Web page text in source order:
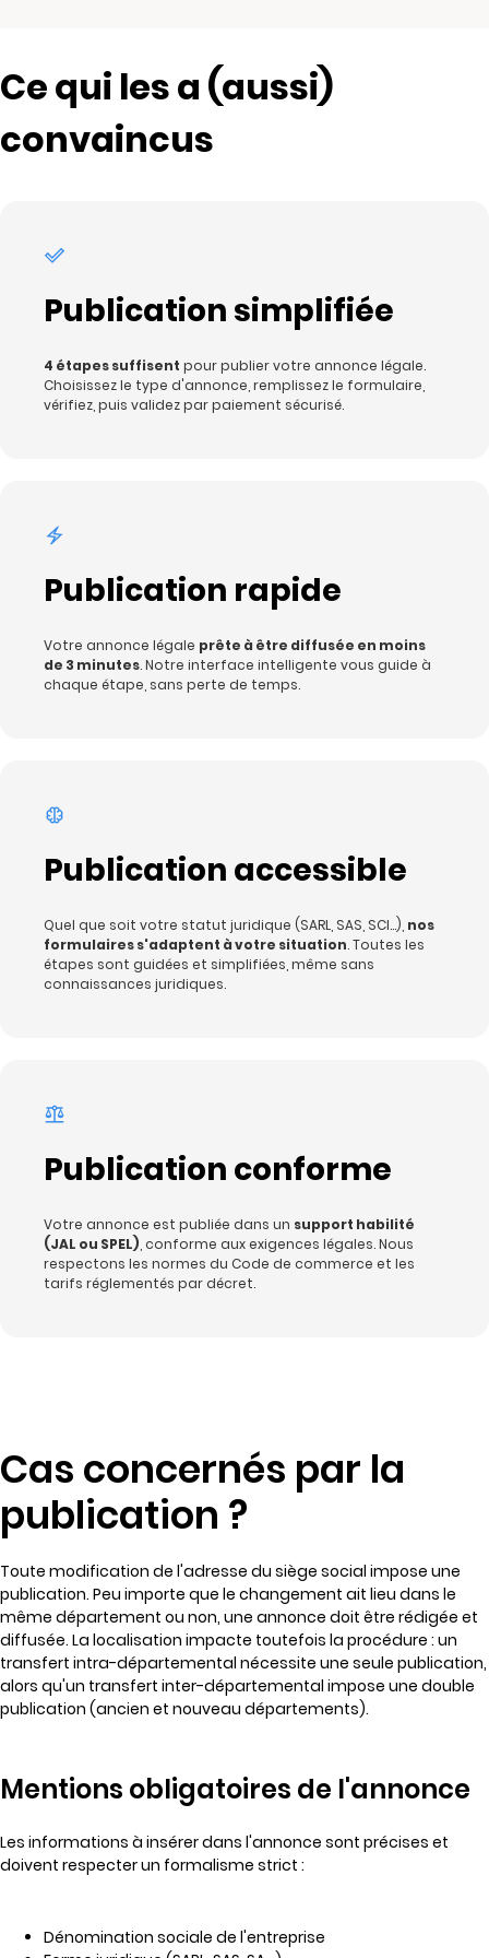
Ce qui les a (aussi)
convaincus
Publication simplifiée
4 étapes suffisent pour publier votre annonce légale.
Choisissez le type d'annonce, remplissez le formulaire,
vérifiez, puis validez par paiement sécurisé.
Publication rapide
Votre annonce légale prête à être diffusée en moins
de 3 minutes. Notre interface intelligente vous guide à
chaque étape, sans perte de temps.
Publication accessible
Quel que soit votre statut juridique (SARL, SAS, SCI…), nos
formulaires s'adaptent à votre situation. Toutes les
étapes sont guidées et simplifiées, même sans
connaissances juridiques.
Publication conforme
Votre annonce est publiée dans un support habilité
(JAL ou SPEL) , conforme aux exigences légales. Nous
respectons les normes du Code de commerce et les
tarifs réglementés par décret.
Cas concernés par la
publication ?
Toute modification de l'adresse du siège social impose une
publication. Peu importe que le changement ait lieu dans le
même département ou non, une annonce doit être rédigée et
diffusée. La localisation impacte toutefois la procédure : un
transfert intra-départemental nécessite une seule publication,
alors qu'un transfert inter-départemental impose une double
publication (ancien et nouveau départements).
Mentions obligatoires de l'annonce
Les informations à insérer dans l'annonce sont précises et
doivent respecter un formalisme strict :
Dénomination sociale de l'entreprise